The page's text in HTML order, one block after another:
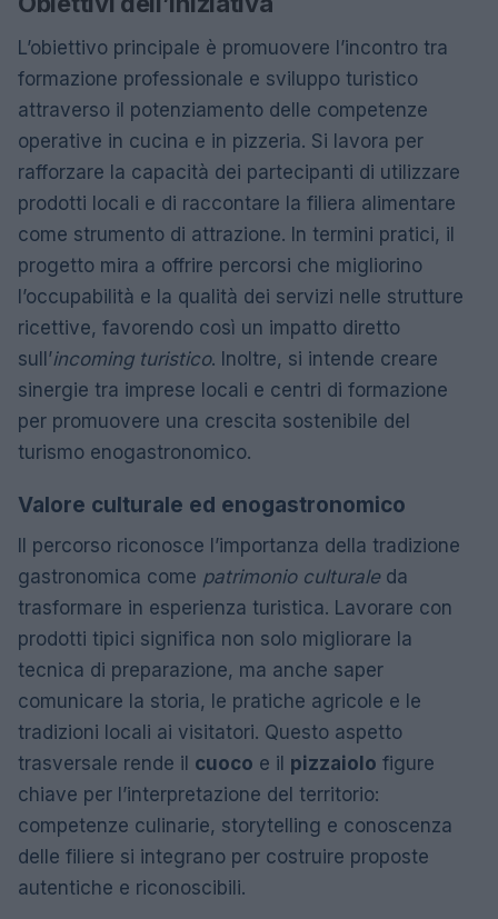
L’obiettivo principale è promuovere l’incontro tra
formazione professionale e sviluppo turistico
attraverso il potenziamento delle competenze
operative in cucina e in pizzeria. Si lavora per
rafforzare la capacità dei partecipanti di utilizzare
prodotti locali e di raccontare la filiera alimentare
come strumento di attrazione. In termini pratici, il
progetto mira a offrire percorsi che migliorino
l’occupabilità e la qualità dei servizi nelle strutture
ricettive, favorendo così un impatto diretto
sull’incoming turistico. Inoltre, si intende creare
sinergie tra imprese locali e centri di formazione
per promuovere una crescita sostenibile del
turismo enogastronomico.
Valore culturale ed enogastronomico
Il percorso riconosce l’importanza della tradizione
gastronomica come patrimonio culturaleda
trasformare in esperienza turistica. Lavorare con
prodotti tipici significa non solo migliorare la
tecnica di preparazione, ma anche saper
comunicare la storia, le pratiche agricole e le
tradizioni locali ai visitatori. Questo aspetto
trasversale rende il cuoco e il pizzaiolo figure
chiave per l’interpretazione del territorio:
competenze culinarie, storytelling e conoscenza
delle filiere si integrano per costruire proposte
autentiche e riconoscibili.